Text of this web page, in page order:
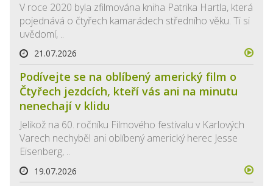
V roce 2020 byla zfilmována kniha Patrika Hartla, která
pojednává o čtyřech kamarádech středního věku. Ti si
uvědomí, ..
21.07.2026
Podívejte se na oblíbený americký film o
Čtyřech jezdcích, kteří vás ani na minutu
nenechají v klidu
Jelikož na 60. ročníku Filmového festivalu v Karlových
Varech nechyběl ani oblíbený americký herec Jesse
Eisenberg, ..
19.07.2026